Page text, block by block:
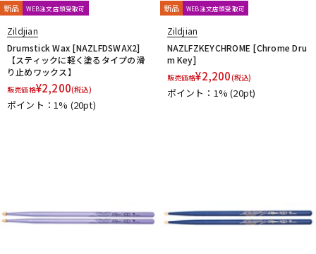
新品 WEB注文店頭受取可
Zildjian
Drumstick Wax [NAZLFDSWAX2]
【スティックに軽く塗るタイプの滑
り止めワックス】
販売価格¥2,200(税込)
ポイント：1% (20pt)
新品 WEB注文店頭受取可
Zildjian
NAZLFZKEYCHROME [Chrome Dru
m Key]
販売価格¥2,200(税込)
ポイント：1%(20pt)